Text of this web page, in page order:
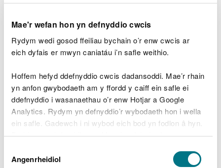
Mae'r wefan hon yn defnyddio cwcis
Rydym wedi gosod ffeiliau bychain o’r enw cwcis ar
eich dyfais er mwyn caniatáu i’n safle weithio.
Hoffem hefyd ddefnyddio cwcis dadansoddi. Mae’r rhain
yn anfon gwybodaeth am y ffordd y caiff ein safle ei
ddefnyddio i wasanaethau o’r enw Hotjar a Google
Analytics. Rydym yn defnyddio’r wybodaeth hon i wella
ein safle. Gadewch i ni wybod eich bod yn fodlon â hyn.
Byddwn yn defnyddio cwci i gadw eich dewis.
Gellirdarllen mwy am ein cwcis cyn i chi ddewis.
Caniatâd
Angenrheidiol
Gyda phwy rydym wedi
gweithio hyd yn hyn?